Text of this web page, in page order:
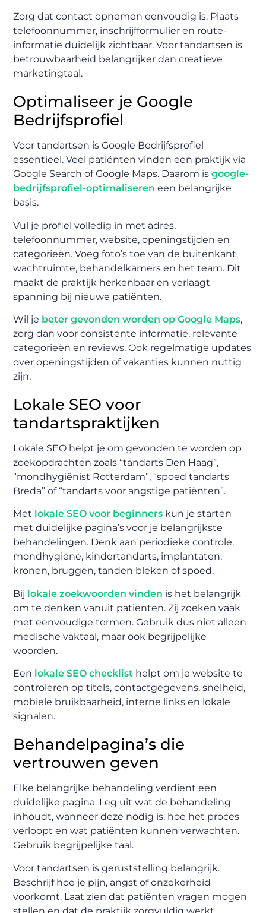
Zorg dat contact opnemen eenvoudig is. Plaats
telefoonnummer, inschrijfformulier en route-
informatie duidelijk zichtbaar. Voor tandartsen is
betrouwbaarheid belangrijker dan creatieve
marketingtaal.
Optimaliseer je Google
Bedrijfsprofiel
Voor tandartsen is Google Bedrijfsprofiel
essentieel. Veel patiënten vinden een praktijk via
Google Search of Google Maps. Daarom isgoogle-
bedrijfsprofiel-optimaliseren een belangrijke
basis.
Vul je profiel volledig in met adres,
telefoonnummer, website, openingstijden en
categorieën. Voeg foto’s toe van de buitenkant,
wachtruimte, behandelkamers en het team. Dit
maakt de praktijk herkenbaar en verlaagt
spanning bij nieuwe patiënten.
Wil je beter gevonden worden op Google Maps,
zorg dan voor consistente informatie, relevante
categorieën en reviews. Ook regelmatige updates
over openingstijden of vakanties kunnen nuttig
zijn.
Lokale SEO voor
tandartspraktijken
Lokale SEO helpt je om gevonden te worden op
zoekopdrachten zoals “tandarts Den Haag”,
“mondhygiënist Rotterdam”, “spoed tandarts
Breda” of “tandarts voor angstige patiënten”.
Met lokale SEO voor beginners kun je starten
met duidelijke pagina’s voor je belangrijkste
behandelingen. Denk aan periodieke controle,
mondhygiëne, kindertandarts, implantaten,
kronen, bruggen, tanden bleken of spoed.
Bij lokale zoekwoorden vinden is het belangrijk
om te denken vanuit patiënten. Zij zoeken vaak
met eenvoudige termen. Gebruik dus niet alleen
medische vaktaal, maar ook begrijpelijke
woorden.
Een lokale SEO checklist helpt om je website te
controleren op titels, contactgegevens, snelheid,
mobiele bruikbaarheid, interne links en lokale
signalen.
Behandelpagina’s die
vertrouwen geven
Elke belangrijke behandeling verdient een
duidelijke pagina. Leg uit wat de behandeling
inhoudt, wanneer deze nodig is, hoe het proces
verloopt en wat patiënten kunnen verwachten.
Gebruik begrijpelijke taal.
Voor tandartsen is geruststelling belangrijk.
Beschrijf hoe je pijn, angst of onzekerheid
voorkomt. Laat zien dat patiënten vragen mogen
stellen en dat de praktijk zorgvuldig werkt.